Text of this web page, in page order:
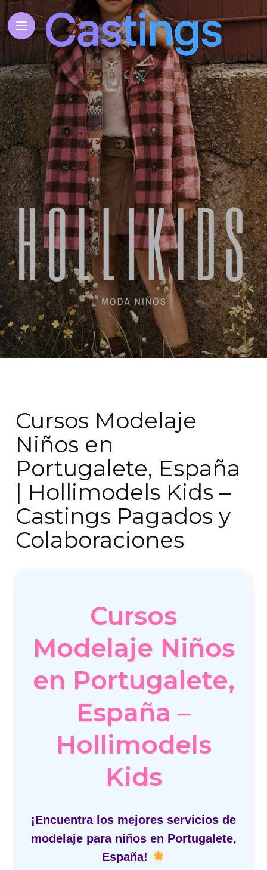
Cursos Modelaje
Niños en
Portugalete, España
| Hollimodels Kids –
Castings Pagados y
Colaboraciones
Cursos
Modelaje Niños
en Portugalete,
España –
Hollimodels
Kids
¡Encuentra los mejores servicios de
modelaje para niños en Portugalete,
España!